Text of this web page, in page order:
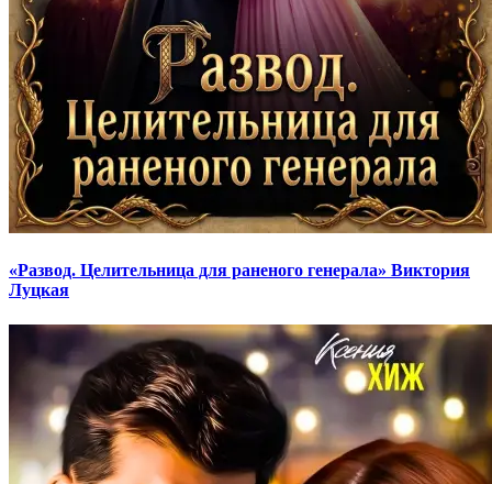
«Развод. Целительница для раненого генерала» Виктория
Луцкая